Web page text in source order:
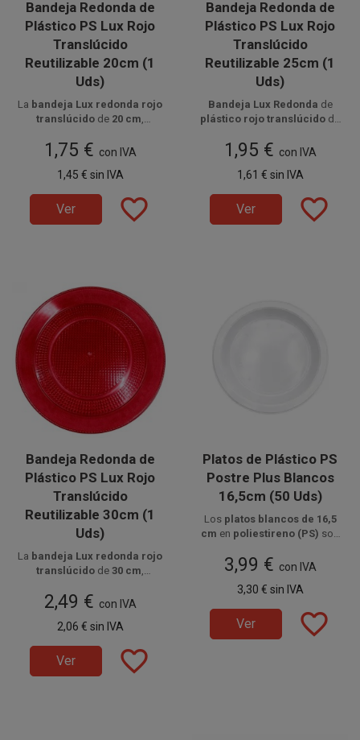
Bandeja Redonda de
Plástico PS Lux Rojo
Translúcido
Reutilizable 20cm (1
Uds)
La bandeja Lux redonda rojo
translúcido de 20 cm
alimentario, es reutilizable
perfecta para presentar
dulces, alimentos salados,
y elegancia.
1,75 € con IVA
1,45 € sin IVA
Ver favorite_border
Bandeja Redonda de
Plástico PS Lux Rojo
Translúcido
Reutilizable 25cm (1
Uds)
Bandeja Lux Redonda de
plástico rojo translúcido de
poliestireno alimentario
reutilizable
presentación de alimentos
carnes o pescados.
1,95 € con IVA
1,61 € sin IVA
Ver favorite_border
Bandeja Redonda de
Plástico PS Lux Rojo
Translúcido
Reutilizable 30cm (1
Uds)
La bandeja Lux redonda rojo
translúcido de 30 cm,
alimentario , es reutilizable
perfecta para presentar
dulces, alimentos salados,
carnes o pescados
elegancia.
2,49 € con IVA
2,06 € sin IVA
Ver favorite_border
Platos de Plástico PS
Postre Plus Blancos
16,5cm (50 Uds)
Los platos blancos de 16,5
cm en poliestireno (PS) son
para servirpostres y
aperitivos
hostelería y celebraciones,
ofreciendo comodidad e
higiene en cada uso.
paquetes de 50 unidades.
3,99 € con IVA
3,30 € sin IVA
Ver favorite_border